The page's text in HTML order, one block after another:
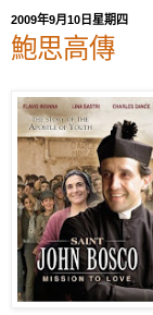
2009年9月10日星期四
鮑思高傳